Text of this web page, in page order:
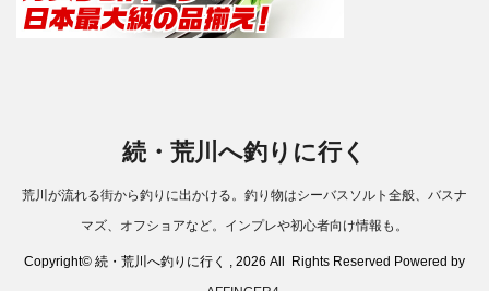
続・荒川へ釣りに行く
荒川が流れる街から釣りに出かける。釣り物はシーバスソルト全般、バスナ
マズ、オフショアなど。インプレや初心者向け情報も。
Copyright© 続・荒川へ釣りに行く , 2026 All Rights Reserved Powered by